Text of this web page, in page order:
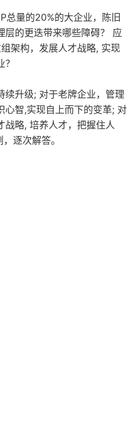
总量的20%的大企业，陈旧
层的更迭带来哪些障碍？ 应
架构，发展人才战略, 实现
续升级; 对于老牌企业，管理
心智,实现自上而下的变革; 对
战略, 培养人才，把握住人
逐次解答。